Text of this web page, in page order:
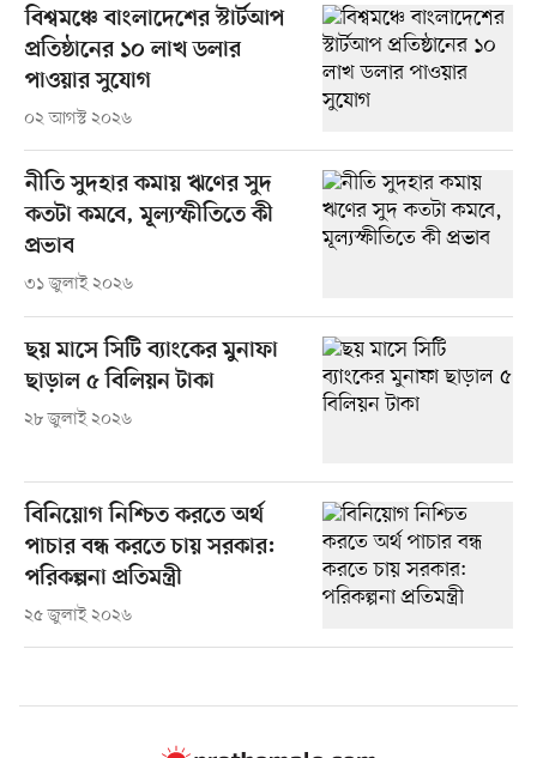
বিশ্বমঞ্চে বাংলাদেশের স্টার্টআপ
প্রতিষ্ঠানের ১০ লাখ ডলার
পাওয়ার সুযোগ
০২ আগস্ট ২০২৬
নীতি সুদহার কমায় ঋণের সুদ
কতটা কমবে, মূল্যস্ফীতিতে কী
প্রভাব
৩১ জুলাই ২০২৬
ছয় মাসে সিটি ব্যাংকের মুনাফা
ছাড়াল ৫ বিলিয়ন টাকা
২৮ জুলাই ২০২৬
বিনিয়োগ নিশ্চিত করতে অর্থ
পাচার বন্ধ করতে চায় সরকার:
পরিকল্পনা প্রতিমন্ত্রী
২৫ জুলাই ২০২৬